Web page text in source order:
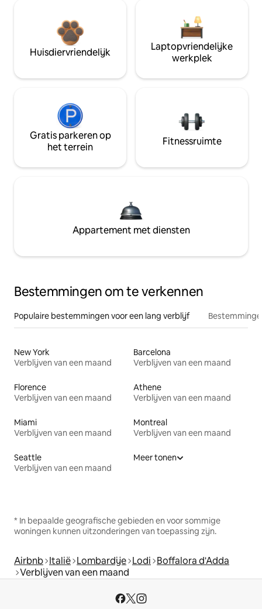
Huisdiervriendelijk
Laptopvriendelijke
werkplek
Gratis parkeren op
het terrein
Fitnessruimte
Appartement met diensten
Bestemmingen om te verkennen
Populaire bestemmingen voor een lang verblijf
New York
Verblijven van een maand
Barcelona
Verblijven van een maand
Florence
Verblijven van een maand
Athene
Verblijven van een maand
Miami
Verblijven van een maand
Montreal
Verblijven van een maand
Seattle
Verblijven van een maand
Meer tonen
* In bepaalde geografische gebieden en voor sommige
woningen kunnen uitzonderingen van toepassing zijn.
Airbnb Italië Lombardije Lodi Boffalora d'Adda
Verblijven van een maand